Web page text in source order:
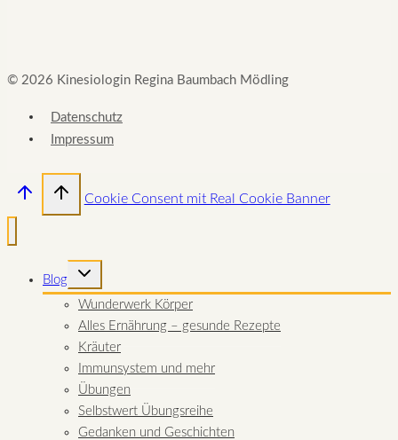
© 2026 Kinesiologin Regina Baumbach Mödling
Datenschutz
Impressum
Cookie Consent mit Real Cookie Banner
Blog
UNTERMENÜ
Wunderwerk Körper
Alles Ernährung – gesunde Rezepte
Kräuter
Immunsystem und mehr
Übungen
Selbstwert Übungsreihe
Gedanken und Geschichten